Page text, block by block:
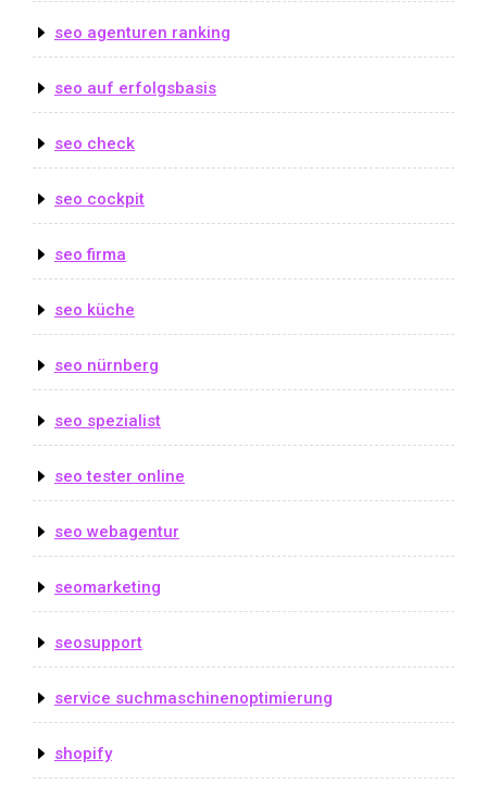
seo agenturen ranking
seo auf erfolgsbasis
seo check
seo cockpit
seo firma
seo küche
seo nürnberg
seo spezialist
seo tester online
seo webagentur
seomarketing
seosupport
service suchmaschinenoptimierung
shopify